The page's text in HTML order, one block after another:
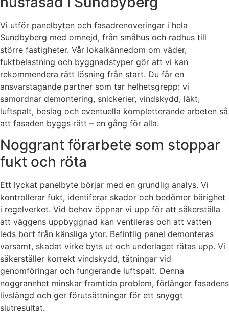
Vi utför panelbyten och fasadrenoveringar i hela
Sundbyberg med omnejd, från småhus och radhus till
större fastigheter. Vår lokalkännedom om väder,
fuktbelastning och byggnadstyper gör att vi kan
rekommendera rätt lösning från start. Du får en
ansvarstagande partner som tar helhetsgrepp: vi
samordnar demontering, snickerier, vindskydd, läkt,
luftspalt, beslag och eventuella kompletterande arbeten så
att fasaden byggs rätt – en gång för alla.
Noggrant förarbete som stoppar
fukt och röta
Ett lyckat panelbyte börjar med en grundlig analys. Vi
kontrollerar fukt, identiferar skador och bedömer bärighet
i regelverket. Vid behov öppnar vi upp för att säkerställa
att väggens uppbyggnad kan ventileras och att vatten
leds bort från känsliga ytor. Befintlig panel demonteras
varsamt, skadat virke byts ut och underlaget rätas upp. Vi
säkerställer korrekt vindskydd, tätningar vid
genomföringar och fungerande luftspalt. Denna
noggrannhet minskar framtida problem, förlänger fasadens
livslängd och ger förutsättningar för ett snyggt
slutresultat.